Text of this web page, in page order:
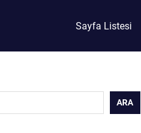
Sayfa Listesi
ARA